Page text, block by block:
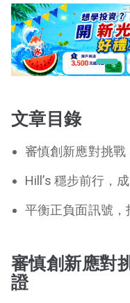
文章目錄
審慎創新應對挑
Hill’s 穩步前行，
平衡正負面訊號
審慎創新應對
證